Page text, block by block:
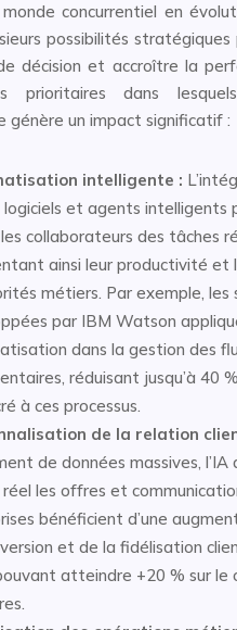
concurrentiel en
possibilités stratégiques
décision et accroître la
prioritaires dans lesquels
génère un impact significatif :
intelligente :
et agents intelligents
collaborateurs des tâches
ainsi leur productivité et
métiers. Par exemple, les
par IBM Watson
dans la gestion des
réduisant jusqu’à 40
à ces processus.
de la relation
de données massives, l’IA
les offres et
bénéficient d’une
et de la fidélisation
atteindre +20 % sur le